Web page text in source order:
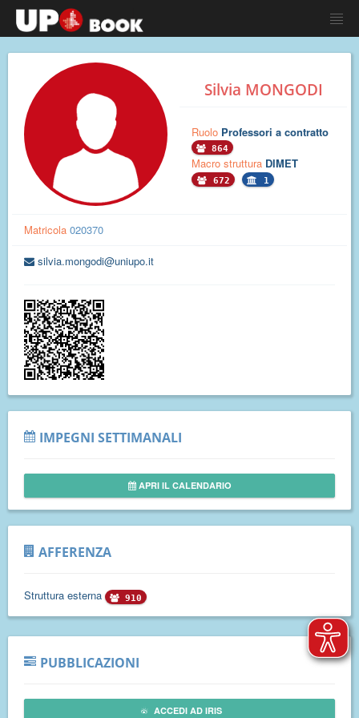
Silvia MONGODI
Ruolo Professori a contratto
864
Macro struttura DIMET
672 1
Matricola 020370
silvia.mongodi@uniupo.it
IMPEGNI SETTIMANALI
APRI IL CALENDARIO
AFFERENZA
Struttura esterna 910
PUBBLICAZIONI
ACCEDI AD IRIS